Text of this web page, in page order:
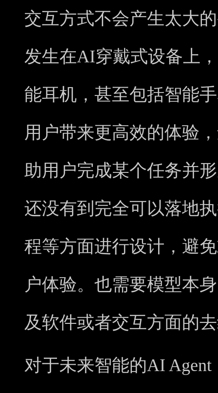
交互方式不会产生太大
发生在AI穿戴式设备上
能耳机，甚至包括智能
用户带来更高效的体验
助用户完成某个任务并
还没有到完全可以落地
程等方面进行设计，避
户体验。也需要模型本
及软件或者交互方面的
对于未来智能的AI